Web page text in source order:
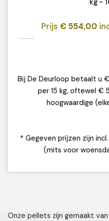
kg -
Prijs € 554,00
Bij De Deurloop betaalt u
per 15 kg, oftewel €
hoogwaardige
* Gegeven prijzen zijn
(mits voor
Onze pellets zijn gemaakt